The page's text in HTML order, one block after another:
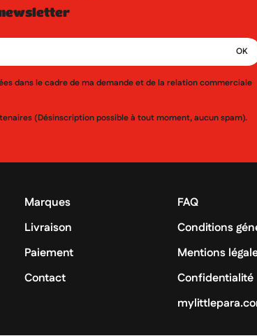
dans le cadre de ma demande et de la relation commerciale
(Désinscription possible à tout moment, aucun spam).
Marques
Livraison
Paiement
Contact
FAQ
Conditions
Mentions
Confidentialité